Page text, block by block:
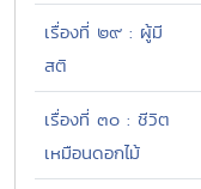
เรื่องที่ ๒๙ : ผู้มี
สติ
เรื่องที่ ๓๐ : ชีวิต
เหมือนดอกไม้